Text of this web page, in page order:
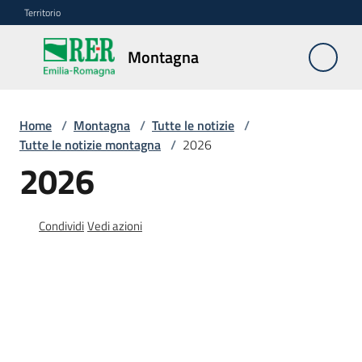
Vai al contenuto
Vai alla navigazione
Vai al footer
Territorio
Montagna
Montagna
Vivere
e
lavorare
Home / Montagna / Tutte le notizie /
Tutte le notizie montagna / 2026
2026
CondividiVedi azioni